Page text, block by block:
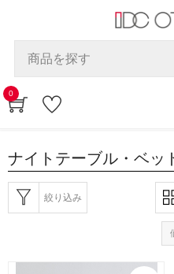
0
ナイトテーブル・ベッ
絞り込み